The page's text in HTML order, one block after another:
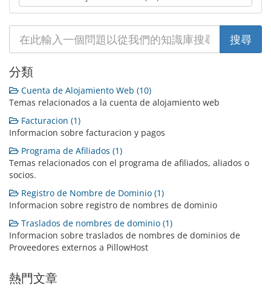
分類
Cuenta de Alojamiento Web (10)
Temas relacionados a la cuenta de alojamiento web
Facturacion (1)
Informacion sobre facturacion y pagos
Programa de Afiliados (1)
Temas relacionados con el programa de afiliados, aliados o
socios.
Registro de Nombre de Dominio (1)
Informacion sobre registro de nombres de dominio
Traslados de nombres de dominio (1)
Informacion sobre traslados de nombres de dominios de
Proveedores externos a PillowHost
熱門文章